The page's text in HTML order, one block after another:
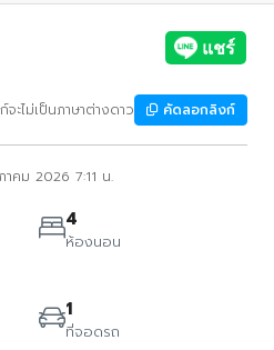
ไม่เป็นภาษาต่างดาว คัดลอกลิงก์
คม 2026 7:11 น.
4
ห้องนอน
1
ที่จอดรถ